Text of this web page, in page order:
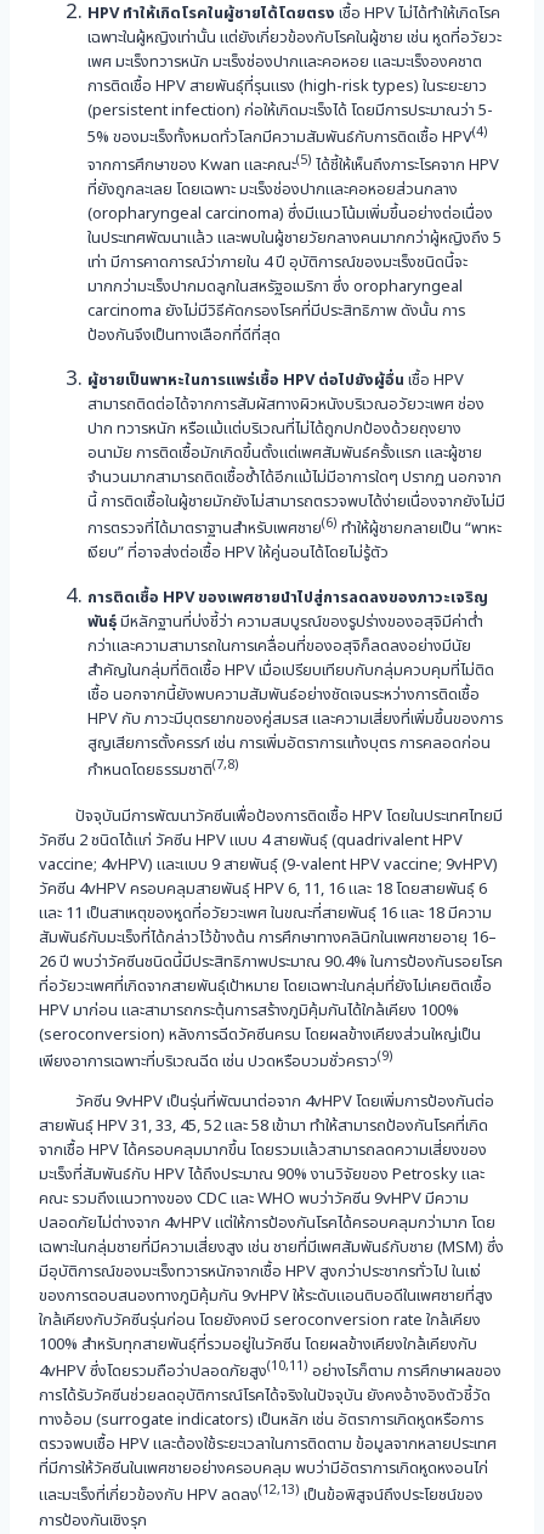
HPV ทำให้เกิดโรคในผู้ชายได้โดยตรง เชื้อ HPV ไม่ได้ทำให้เกิดโรค
เฉพาะในผู้หญิงเท่านั้น แต่ยังเกี่ยวข้องกับโรคในผู้ชาย เช่น หูดที่อวัยวะ
เพศ มะเร็งทวารหนัก มะเร็งช่องปากและคอหอย และมะเร็งองคชาต
การติดเชื้อ HPV สายพันธุ์ที่รุนแรง (high-risk types) ในระยะยาว
(persistent infection) ก่อให้เกิดมะเร็งได้ โดยมีการประมาณว่า 5-
5% ของมะเร็งทั้งหมดทั่วโลกมีความสัมพันธ์กับการติดเชื้อ HPV(4)
จากการศึกษาของ Kwan และคณะ(5) ได้ชี้ให้เห็นถึงภาระโรคจาก HPV
ที่ยังถูกละเลย โดยเฉพาะ มะเร็งช่องปากและคอหอยส่วนกลาง
(oropharyngeal carcinoma) ซึ่งมีแนวโน้มเพิ่มขึ้นอย่างต่อเนื่อง
ในประเทศพัฒนาแล้ว และพบในผู้ชายวัยกลางคนมากกว่าผู้หญิงถึง 5
เท่า มีการคาดการณ์ว่าภายใน 4 ปี อุบัติการณ์ของมะเร็งชนิดนี้จะ
มากกว่ามะเร็งปากมดลูกในสหรัฐอเมริกา ซึ่ง oropharyngeal
carcinoma ยังไม่มีวิธีคัดกรองโรคที่มีประสิทธิภาพ ดังนั้น การ
ป้องกันจึงเป็นทางเลือกที่ดีที่สุด
ผู้ชายเป็นพาหะในการแพร่เชื้อ HPV ต่อไปยังผู้อื่น เชื้อ HPV
สามารถติดต่อได้จากการสัมผัสทางผิวหนังบริเวณอวัยวะเพศ ช่อง
ปาก ทวารหนัก หรือแม้แต่บริเวณที่ไม่ได้ถูกปกป้องด้วยถุงยาง
อนามัย การติดเชื้อมักเกิดขึ้นตั้งแต่เพศสัมพันธ์ครั้งแรก และผู้ชาย
จำนวนมากสามารถติดเชื้อซ้ำได้อีกแม้ไม่มีอาการใดๆ ปรากฏ นอกจาก
นี้ การติดเชื้อในผู้ชายมักยังไม่สามารถตรวจพบได้ง่ายเนื่องจากยังไม่มี
การตรวจที่ได้มาตราฐานสำหรับเพศชาย(6) ทำให้ผู้ชายกลายเป็น “พาหะ
เงียบ” ที่อาจส่งต่อเชื้อ HPV ให้คู่นอนได้โดยไม่รู้ตัว
การติดเชื้อ HPV ของเพศชายนำไปสู่การลดลงของภาวะเจริญ
พันธุ์มีหลักฐานที่บ่งชี้ว่า ความสมบูรณ์ของรูปร่างของอสุจิมีค่าต่ำ
กว่าและความสามารถในการเคลื่อนที่ของอสุจิก็ลดลงอย่างมีนัย
สำคัญในกลุ่มที่ติดเชื้อ HPV เมื่อเปรียบเทียบกับกลุ่มควบคุมที่ไม่ติด
เชื้อ นอกจากนี้ยังพบความสัมพันธ์อย่างชัดเจนระหว่างการติดเชื้อ
HPV กับ ภาวะมีบุตรยากของคู่สมรส และความเสี่ยงที่เพิ่มขึ้นของการ
สูญเสียการตั้งครรภ์ เช่น การเพิ่มอัตราการแท้งบุตร การคลอดก่อน
กำหนดโดยธรรมชาติ(7,8)
ปัจจุบันมีการพัฒนาวัคซีนเพื่อป้องการติดเชื้อ HPV โดยในประเทศไทยมี
วัคซีน 2 ชนิดได้แก่ วัคซีน HPV แบบ 4 สายพันธุ์ (quadrivalent HPV
vaccine; 4vHPV) และแบบ 9 สายพันธุ์ (9-valent HPV vaccine; 9vHPV)
วัคซีน 4vHPV ครอบคลุมสายพันธุ์ HPV 6, 11, 16 และ 18 โดยสายพันธุ์ 6
และ 11 เป็นสาเหตุของหูดที่อวัยวะเพศ ในขณะที่สายพันธุ์ 16 และ 18 มีความ
สัมพันธ์กับมะเร็งที่ได้กล่าวไว้ข้างต้น การศึกษาทางคลินิกในเพศชายอายุ 16–
26 ปี พบว่าวัคซีนชนิดนี้มีประสิทธิภาพประมาณ 90.4% ในการป้องกันรอยโรค
ที่อวัยวะเพศที่เกิดจากสายพันธุ์เป้าหมาย โดยเฉพาะในกลุ่มที่ยังไม่เคยติดเชื้อ
HPV มาก่อน และสามารถกระตุ้นการสร้างภูมิคุ้มกันได้ใกล้เคียง 100%
(seroconversion) หลังการฉีดวัคซีนครบ โดยผลข้างเคียงส่วนใหญ่เป็น
เพียงอาการเฉพาะที่บริเวณฉีด เช่น ปวดหรือบวมชั่วคราว(9)
วัคซีน 9vHPV เป็นรุ่นที่พัฒนาต่อจาก 4vHPV โดยเพิ่มการป้องกันต่อ
สายพันธุ์ HPV 31, 33, 45, 52 และ 58 เข้ามา ทำให้สามารถป้องกันโรคที่เกิด
จากเชื้อ HPV ได้ครอบคลุมมากขึ้น โดยรวมแล้วสามารถลดความเสี่ยงของ
มะเร็งที่สัมพันธ์กับ HPV ได้ถึงประมาณ 90% งานวิจัยของ Petrosky และ
คณะ รวมถึงแนวทางของ CDC และ WHO พบว่าวัคซีน 9vHPV มีความ
ปลอดภัยไม่ต่างจาก 4vHPV แต่ให้การป้องกันโรคได้ครอบคลุมกว่ามาก โดย
เฉพาะในกลุ่มชายที่มีความเสี่ยงสูง เช่น ชายที่มีเพศสัมพันธ์กับชาย (MSM) ซึ่ง
มีอุบัติการณ์ของมะเร็งทวารหนักจากเชื้อ HPV สูงกว่าประชากรทั่วไป ในแง่
ของการตอบสนองทางภูมิคุ้มกัน 9vHPV ให้ระดับแอนติบอดีในเพศชายที่สูง
ใกล้เคียงกับวัคซีนรุ่นก่อน โดยยังคงมี seroconversion rate ใกล้เคียง
100% สำหรับทุกสายพันธุ์ที่รวมอยู่ในวัคซีน โดยผลข้างเคียงใกล้เคียงกับ
4vHPV ซึ่งโดยรวมถือว่าปลอดภัยสูง(10,11) อย่างไรก็ตาม การศึกษาผลของ
การได้รับวัคซีนช่วยลดอุบัติการณ์โรคได้จริงในปัจจุบัน ยังคงอ้างอิงตัวชี้วัด
ทางอ้อม (surrogate indicators) เป็นหลัก เช่น อัตราการเกิดหูดหรือการ
ตรวจพบเชื้อ HPV และต้องใช้ระยะเวลาในการติดตาม ข้อมูลจากหลายประเทศ
ที่มีการให้วัคซีนในเพศชายอย่างครอบคลุม พบว่ามีอัตราการเกิดหูดหงอนไก่
และมะเร็งที่เกี่ยวข้องกับ HPV ลดลง(12,13) เป็นข้อพิสูจน์ถึงประโยชน์ของ
การป้องกันเชิงรุก